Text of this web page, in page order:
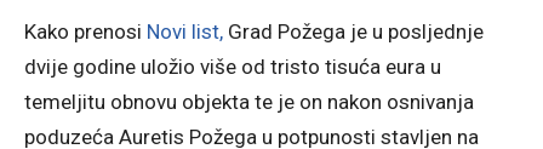
Kako prenosi Novi list, Grad Požega je u posljednje
dvije godine uložio više od tristo tisuća eura u
temeljitu obnovu objekta te je on nakon osnivanja
poduzeća Auretis Požega u potpunosti stavljen na